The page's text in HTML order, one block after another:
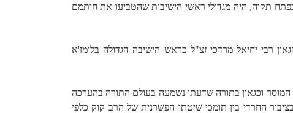
תקוה, היה מגדולי ראשי הישיבות שהטביעו את חותמם
רבי יחיאל מרדכי זצ"ל כראש הישיבה הגדולה בלומז'א
המוסר וכגאון בתורה שדעתו נשמעה בעולם התורה בהערכה
החרדי בין תומכי שיטתו הפשרנית של הרב קוק כלפי